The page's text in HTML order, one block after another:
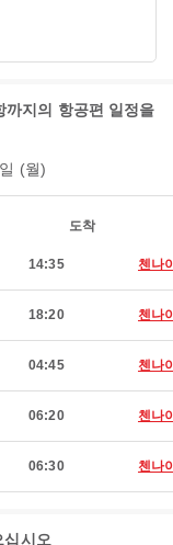
까지의 항공편 일정을
(월)
도착
14:35 첸나
18:20 첸나
04:45 첸나
06:20 첸나
06:30 첸나
십시오